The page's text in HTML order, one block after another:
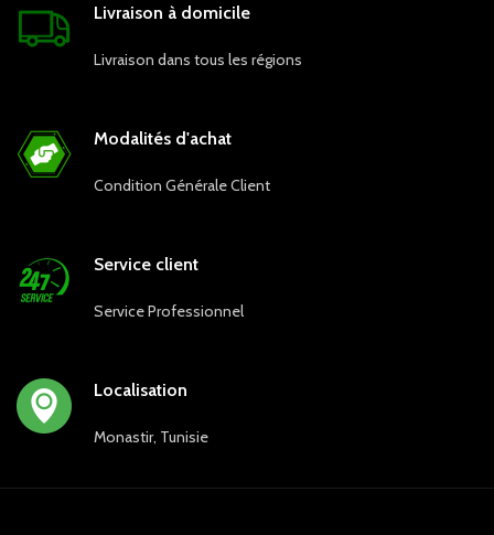
Livraison à domicile
Livraison dans tous les régions
Modalités d'achat
Condition Générale Client
Service client
Service Professionnel
Localisation
Monastir, Tunisie